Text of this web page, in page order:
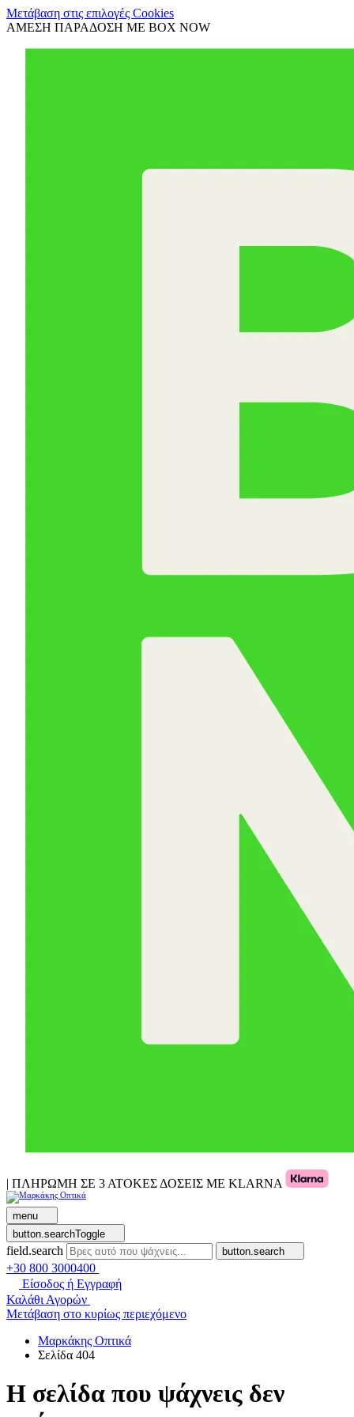
Μετάβαση στις επιλογές Cookies
ΑΜΕΣΗ ΠΑΡΑΔΟΣΗ ΜΕ BOX NOW
| ΠΛΗΡΩΜΗ ΣΕ 3 ΑΤΟΚΕΣ ΔΟΣΕΙΣ ΜΕ KLARNA
menu
button.searchToggle
field.search button.search
+30 800 3000400
Είσοδος ή Εγγραφή
Καλάθι Αγορών
Μετάβαση στο κυρίως περιεχόμενο
Μαρκάκης Οπτικά
Σελίδα 404
Η σελίδα που ψάχνεις δεν